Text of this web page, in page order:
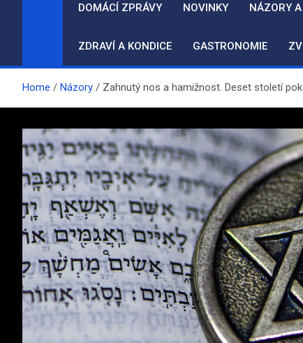
DOMÁCÍ ZPRÁVY NOVINKY NÁZORY
ZDRAVÍ A KONDICE GASTRONOMIE
Home Názory Zahnutý nos a hamižnost. Deset století